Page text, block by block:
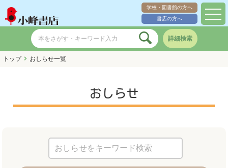
学校・図書館の方へ
書店の方へ
詳細検索
トップ おしらせ一覧
おしらせ